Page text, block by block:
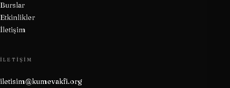
Burslar
Etkinlikler
İletişim
İLETIŞIM
iletisim@kumevakfi.org